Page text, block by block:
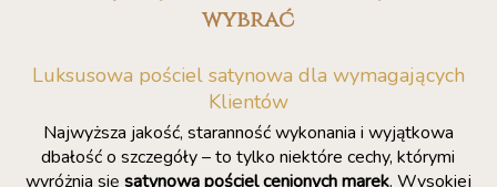
wybrać
Luksusowa pościel satynowa dla wymagających
Klientów
Najwyższa jakość, staranność wykonania i wyjątkowa
dbałość o szczegóły – to tylko niektóre cechy, którymi
wyróżnia się satynowa pościel cenionych marek. Wysokiej